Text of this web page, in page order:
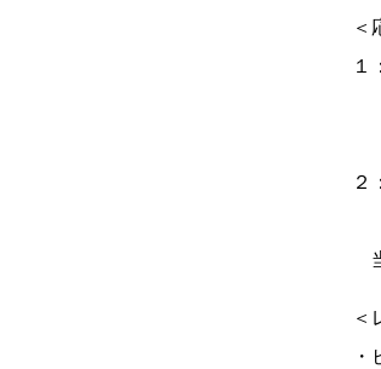
＜
１
２
＜